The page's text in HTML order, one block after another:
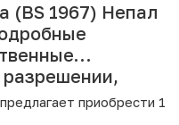
(BS 1967) Непал
приобрести 1